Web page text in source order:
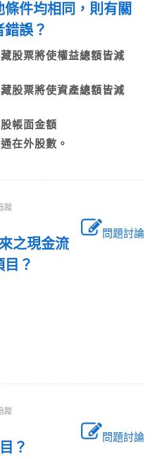
件均相同，則有關
錯誤？
股票將使權益總額皆減
股票將使資產總額皆減
股帳面金額
在外股數。
蹤
問題討論
之現金流
目？
蹤
問題討論
目？